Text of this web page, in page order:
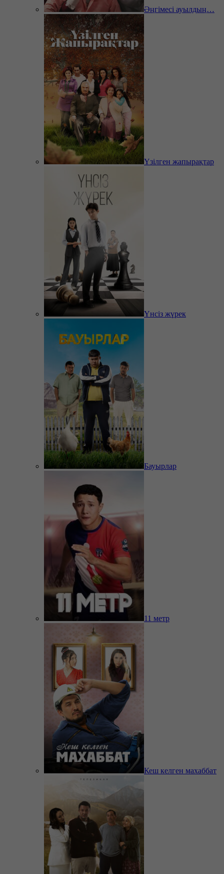
Әңгімесі ауылдың…
Үзілген жапырақтар
Үнсіз жүрек
Бауырлар
11 метр
Кеш келген махаббат